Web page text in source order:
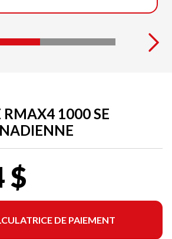
1000 SE
$
DE PAIEMENT